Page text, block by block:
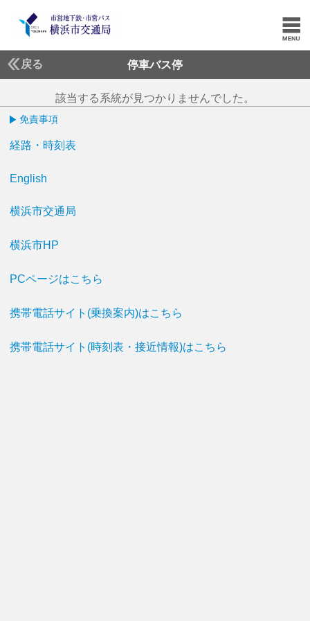
戻る 停車バス停
該当する系統が見つかりませんでした。
免責事項
経路・時刻表
English
横浜市交通局
横浜市HP
PCページはこちら
携帯電話サイト(乗換案内)はこちら
携帯電話サイト(時刻表・接近情報)はこちら